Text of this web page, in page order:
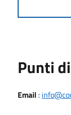
Punti
Email :